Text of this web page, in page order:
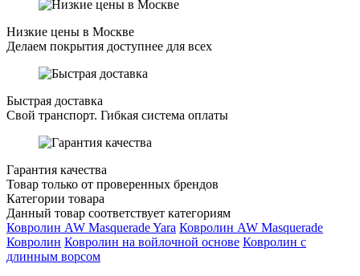
Низкие цены в Москве
Делаем покрытия доступнее для всех
Быстрая доставка
Свой транспорт. Гибкая система оплаты
Гарантия качества
Товар только от проверенных брендов
Категории товара
Данный товар соответствует категориям
Ковролин AW Masquerade Yara Ковролин AW Masquerade
Ковролин Ковролин на войлочной основе Ковролин с
длинным ворсом